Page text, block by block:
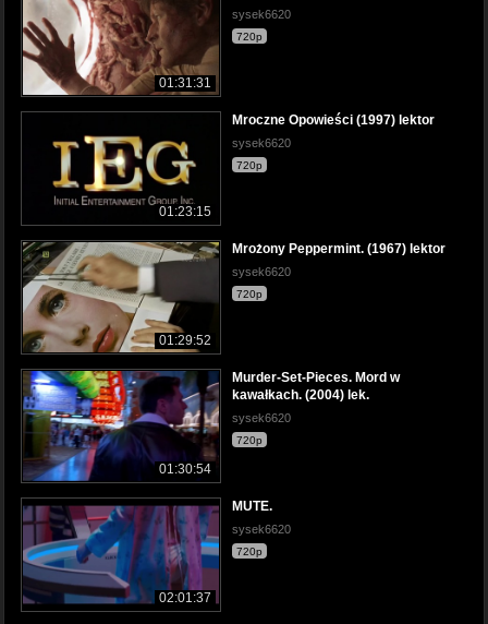
01:31:31
sysek6620
720p
01:23:15
Mroczne Opowieści (1997) lektor
sysek6620
720p
01:29:52
Mrożony Peppermint. (1967) lektor
sysek6620
720p
01:30:54
Murder-Set-Pieces. Mord w
kawałkach. (2004) lek.
sysek6620
720p
02:01:37
MUTE.
sysek6620
720p